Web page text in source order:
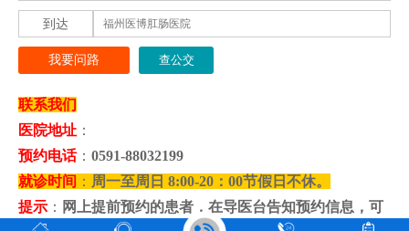
到达
我要问路
联系我们
医院地址 ：
预约电话： 0591-88032199
就诊时间 ： 周一至周日 8:00-20：00节假日不休。
提示 ： 网上提前预约的患者，在导医台告知预约信息，可